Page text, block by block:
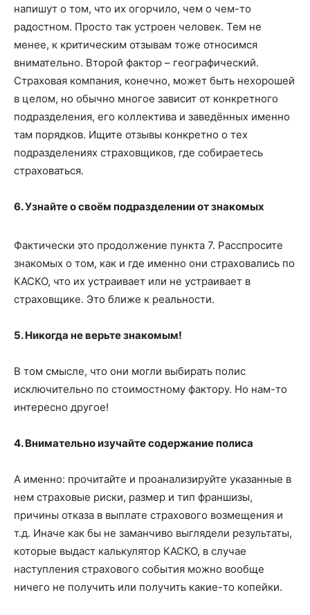
напишут о том, что их огорчило, чем о чем-то
радостном. Просто так устроен человек. Тем не
менее, к критическим отзывам тоже относимся
внимательно. Второй фактор – географический.
Страховая компания, конечно, может быть нехорошей
в целом, но обычно многое зависит от конкретного
подразделения, его коллектива и заведённых именно
там порядков. Ищите отзывы конкретно о тех
подразделениях страховщиков, где собираетесь
страховаться.
6. Узнайте о своём подразделении от знакомых
Фактически это продолжение пункта 7. Расспросите
знакомых о том, как и где именно они страховались по
КАСКО, что их устраивает или не устраивает в
страховщике. Это ближе к реальности.
5. Никогда не верьте знакомым!
В том смысле, что они могли выбирать полис
исключительно по стоимостному фактору. Но нам-то
интересно другое!
4. Внимательно изучайте содержание полиса
А именно: прочитайте и проанализируйте указанные в
нем страховые риски, размер и тип франшизы,
причины отказа в выплате страхового возмещения и
т.д. Иначе как бы не заманчиво выглядели результаты,
которые выдаст калькулятор КАСКО, в случае
наступления страхового события можно вообще
ничего не получить или получить какие-то копейки.